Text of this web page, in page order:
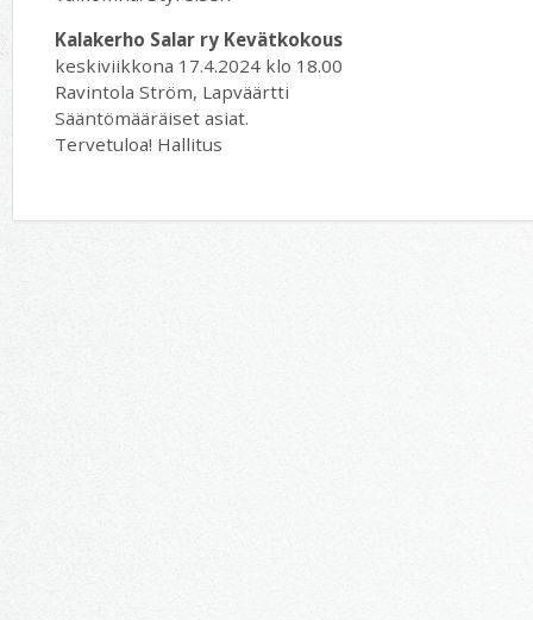
Kalakerho Salar ry Kevätkokous
keskiviikkona 17.4.2024 klo 18.00
Ravintola Ström, Lapväärtti
Sääntömääräiset asiat.
Tervetuloa! Hallitus